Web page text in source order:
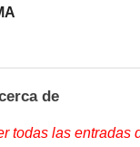
de
todas las entradas